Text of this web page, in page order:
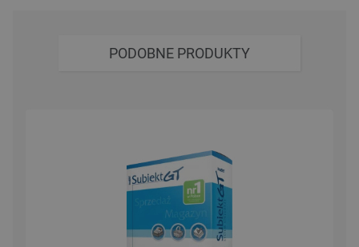
PODOBNE PRODUKTY